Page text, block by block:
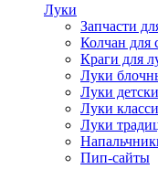
Луки
Запчасти
Колчан для
Краги для
Луки
Луки
Луки
Луки
Пип-сайты